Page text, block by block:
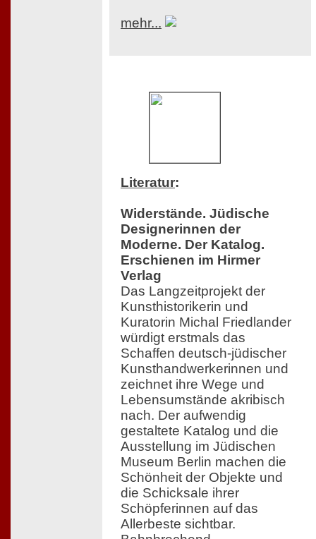
mehr...
Literatur:
Widerstände. Jüdische
Designerinnen der
Moderne. Der Katalog.
Erschienen im Hirmer
Verlag
Das Langzeitprojekt der
Kunsthistorikerin und
Kuratorin Michal Friedlander
würdigt erstmals das
Schaffen deutsch-jüdischer
Kunsthandwerkerinnen und
zeichnet ihre Wege und
Lebensumstände akribisch
nach. Der aufwendig
gestaltete Katalog und die
Ausstellung im Jüdischen
Museum Berlin machen die
Schönheit der Objekte und
die Schicksale ihrer
Schöpferinnen auf das
Allerbeste sichtbar.